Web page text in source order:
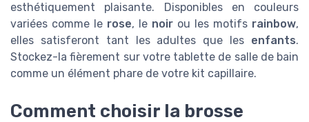
esthétiquement plaisante. Disponibles en couleurs
variées comme le rose, le noir ou les motifs rainbow,
elles satisferont tant les adultes que les enfants.
Stockez-la fièrement sur votre tablette de salle de bain
comme un élément phare de votre kit capillaire.
Comment choisir la brosse